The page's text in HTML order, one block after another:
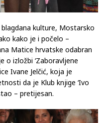
kulture, Mostarsko
kako je i počelo –
Matice hrvatske odabran
o izložbi ‘Zaboravljene
Ivane Jelčić, koja je
da je Klub knjige ‘Ivo
– pretijesan.